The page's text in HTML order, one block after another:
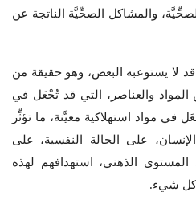
والمشاكل الصحِّيَّة الناتجة عن
قد لا يستوعبه البعض، وهو حقيقة من
المواد والعناصر، التي قد تُجْعَل في
في مواد استهلاكية معيَّنة، ما تؤثِّر
على الحالة النفسية، على
المستوى الذهني، استهدافهم لهذه
كل شيء.